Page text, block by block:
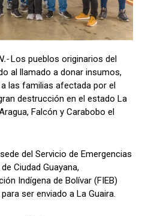
Los pueblos originarios del
al llamado a donar insumos,
las familias afectada por el
destrucción en el estado La
Falcón y Carabobo el
del Servicio de Emergencias
Ciudad Guayana,
Indígena de Bolívar (FIEB)
ser enviado a La Guaira.